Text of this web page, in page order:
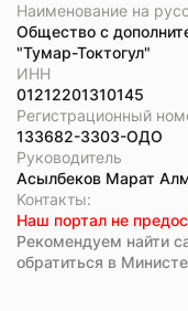
Наименование на
Общество с
"Тумар-Токтогул"
ИНН
01212201310145
Регистрационный
133682-3303-ОДО
Руководитель
Асылбеков Марат
Koнтaкты:
Наш портал не
Рекомендуем найти
обратиться в